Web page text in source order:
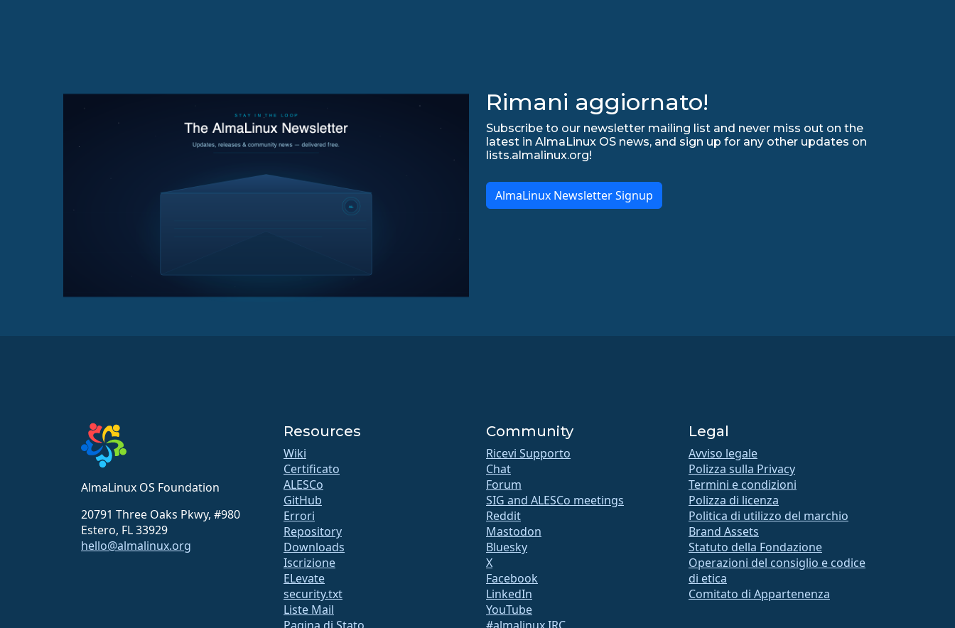
Rimani aggiornato!
Subscribe to our newsletter mailing list and never miss out on the
latest in AlmaLinux OS news, and sign up for any other updates on
lists.almalinux.org!
AlmaLinux Newsletter Signup
AlmaLinux OS Foundation
20791 Three Oaks Pkwy, #980
Estero, FL 33929
hello@almalinux.org
Resources
Wiki
Certificato
ALESCo
GitHub
Errori
Repository
Downloads
Iscrizione
ELevate
security.txt
Liste Mail
Community
Ricevi Supporto
Chat
Forum
SIG and ALESCo meetings
Reddit
Mastodon
Bluesky
X
Facebook
LinkedIn
YouTube
Legal
Avviso legale
Polizza sulla Privacy
Termini e condizioni
Polizza di licenza
Politica di utilizzo del marchio
Brand Assets
Statuto della Fondazione
Operazioni del consiglio e codice
di etica
Comitato di Appartenenza